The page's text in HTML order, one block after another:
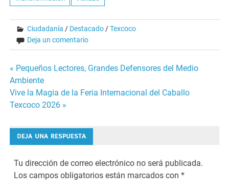
Ciudadanía / Destacado /Texcoco
Deja un comentario
Navegación
de
entradas
« Pequeños Lectores, Grandes Defensores del Medio
Ambiente
Vive la Magia de la Feria Internacional del Caballo
Texcoco 2026 »
DEJA UNA RESPUESTA
Tu dirección de correo electrónico no será publicada.
Los campos obligatorios están marcados con*